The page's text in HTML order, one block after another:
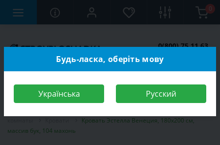
0
0(800) 75 11 63
Кровать Эстелла Венеция, 180х200 см,
массив бук, 104 махонь
Будь-ласка, оберіть мову
Українська Русский